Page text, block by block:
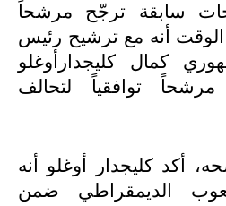
سابقة ترجّح مرشحاً
أنه مع ترشيح رئيس
كمال كليجدارأوغلو
توافقياً لتحالف
أكد كليجدار أوغلو أنه
الديمقراطي ضمن